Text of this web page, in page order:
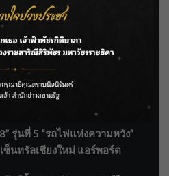
จ คว้ารางวัลใหญ่ Weibo
ใจ
ำ 24 ชม. รับมือฝนสิงหาคม
รุ่นที่ 5 “รถไฟแห่งความหวัง”
นทรัลเชียงใหม่ แอร์พอร์ต